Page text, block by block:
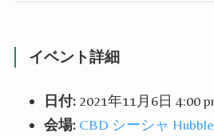
イベント詳細
日付: 2021年11月6日 4:00
会場: CBD シーシャ